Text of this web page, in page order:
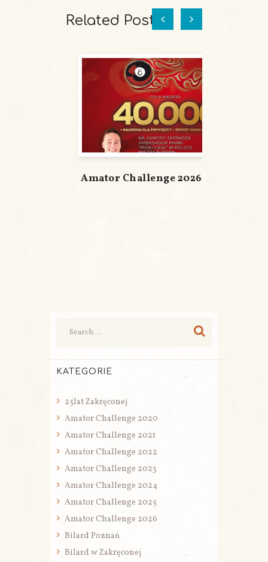
Related Posts
Amator Challenge 2026
KATEGORIE
25lat Zakręconej
Amator Challenge 2020
Amator Challenge 2021
Amator Challenge 2022
Amator Challenge 2023
Amator Challenge 2024
Amator Challenge 2025
Amator Challenge 2026
Bilard Poznań
Bilard w Zakręconej